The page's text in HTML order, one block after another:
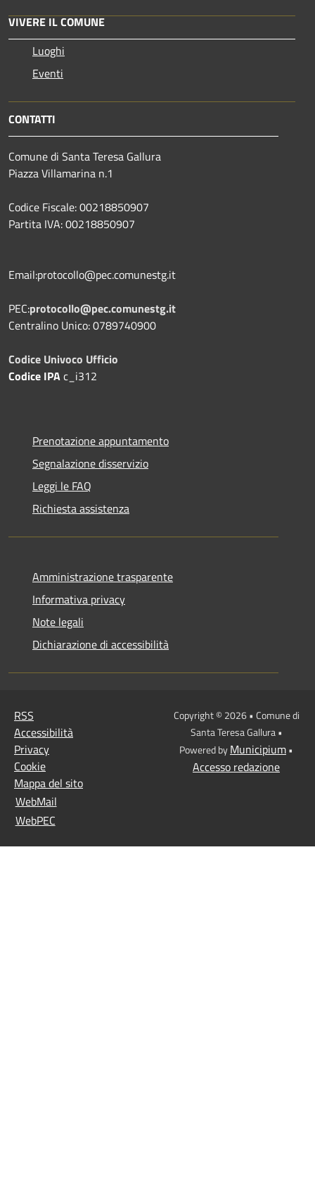
VIVERE IL COMUNE
Luoghi
Eventi
CONTATTI
Comune di Santa Teresa Gallura
Piazza Villamarina n.1
Codice Fiscale: 00218850907
Partita IVA: 00218850907
Email:protocollo@pec.comunestg.it
PEC:protocollo@pec.comunestg.it
Centralino Unico: 0789740900
Codice Univoco Ufficio
Codice IPAc_i312
Prenotazione appuntamento
Segnalazione disservizio
Leggi le FAQ
Richiesta assistenza
Amministrazione trasparente
Informativa privacy
Note legali
Dichiarazione di accessibilità
RSS
Accessibilità
Privacy
Cookie
Mappa del sito
WebMail
WebPEC
Copyright © 2026 • Comune di
Santa Teresa Gallura •
Powered byMunicipium•
Accesso redazione